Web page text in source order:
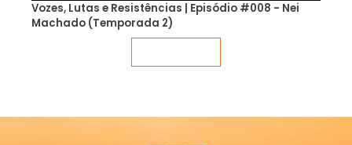
Vozes, Lutas e Resistências | Episódio #008 - Nei
Machado (Temporada 2)